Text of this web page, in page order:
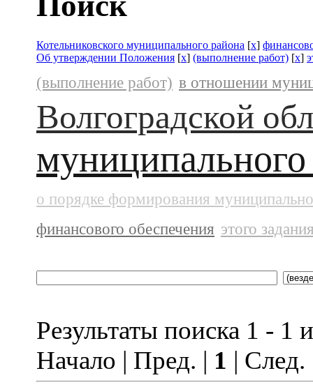
Котельниковского муниципального района [x]
Об утверждении Положения [x] (выполнение работ) [x]
(выполнение работ) в отношении
Волгоградской
о порядке формирования
финансового обеспечения этого
Результаты поиска 1 - 1
Начало | Пред. | 1 |